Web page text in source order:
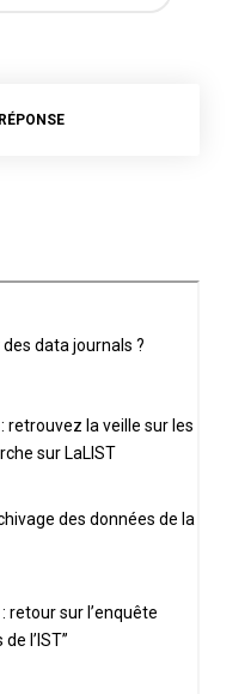
data journals ?
retrouvez la veille sur les
sur LaLIST
des données de la
retour sur l’enquête
l’IST”